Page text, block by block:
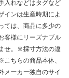
入れなどはタグなど
インは生産時期によ
ては、商品に多少の
客様にリーズナブル
せ。※採寸方法の違
ちらの商品本体、
メーカー独自のサイ